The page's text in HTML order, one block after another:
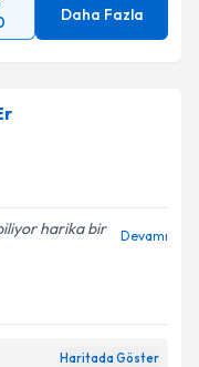
Daha Fazla
harika bir
Devamı
Haritada Göster